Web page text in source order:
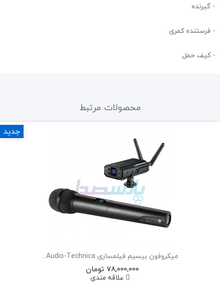
- گیرنده
- فرستنده کمری
- کیف حمل
محصولات مرتبط
میکروفون بیسیم فیلمسازی Audio-Technica...
78,000,000 تومان
علاقه مندی
جدید